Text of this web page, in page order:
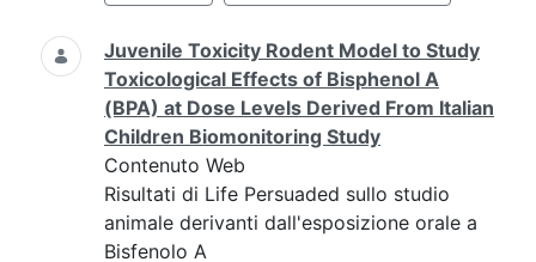
Juvenile Toxicity Rodent Model to Study
Toxicological Effects of Bisphenol A
(BPA) at Dose Levels Derived From Italian
Children Biomonitoring Study
Contenuto Web
Risultati di Life Persuaded sullo studio
animale derivanti dall'esposizione orale a
Bisfenolo A